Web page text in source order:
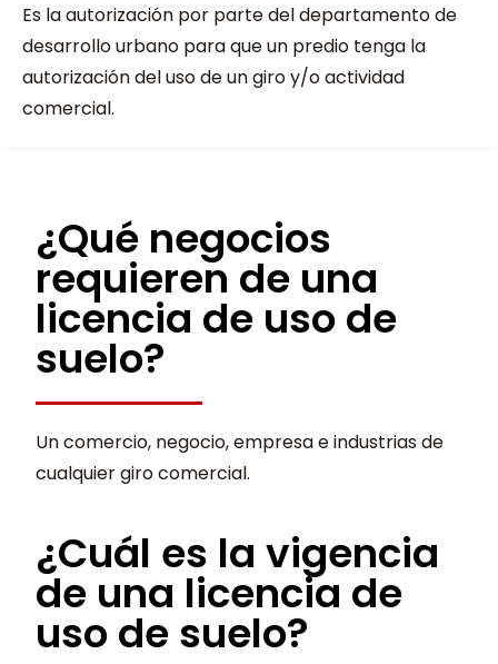
Es la autorización por parte del departamento de
desarrollo urbano para que un predio tenga la
autorización del uso de un giro y/o actividad
comercial.
¿Qué negocios
requieren de una
licencia de uso de
suelo?
Un comercio, negocio, empresa e industrias de
cualquier giro comercial.
¿Cuál es la vigencia
de una licencia de
uso de suelo?